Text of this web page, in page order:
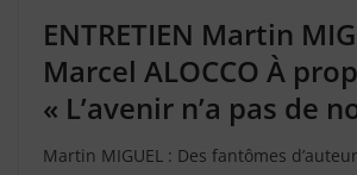
ENTRETIEN Martin
Marcel ALOCCO À
« L’avenir n’a pas de
Martin MIGUEL : Des fantômes